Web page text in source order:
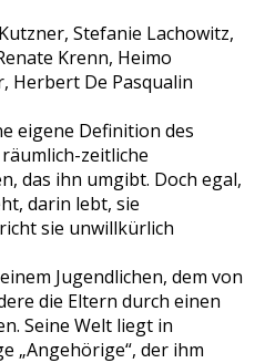
Stefanie Lachowitz,
Krenn, Heimo
Herbert De Pasqualin
eigene Definition des
zeitliche
das ihn umgibt. Doch egal,
darin lebt, sie
sie unwillkürlich
Jugendlichen, dem von
die Eltern durch einen
Seine Welt liegt in
„Angehörige“, der ihm